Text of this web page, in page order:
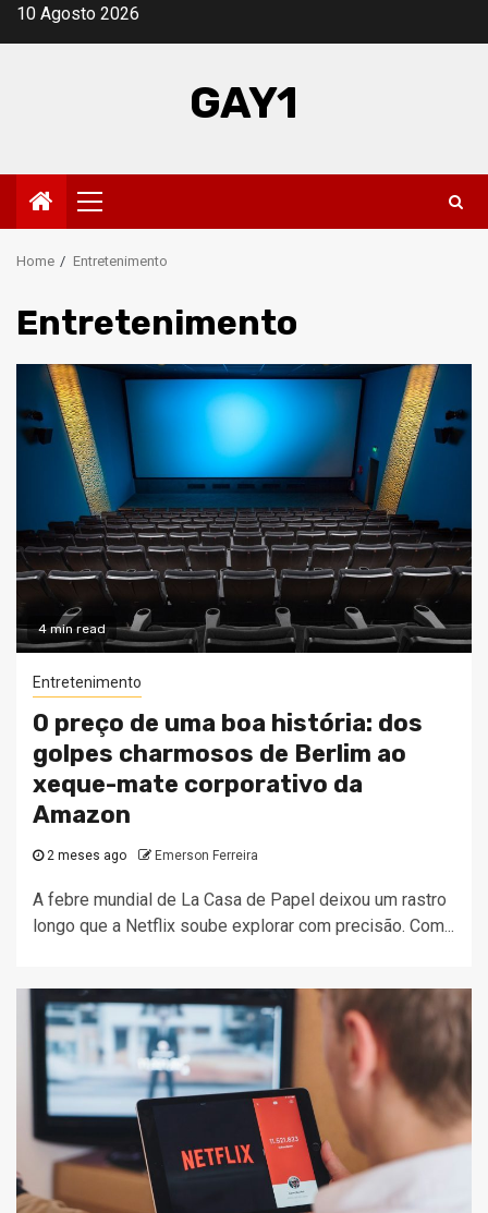
Skip10 Agosto 2026
GAY1
Primary
Menu
Home Entretenimento
Entretenimento
4 min read
Entretenimento
O preço de uma boa história: dos
golpes charmosos de Berlim ao
xeque-mate corporativo da
Amazon
2 meses ago Emerson Ferreira
A febre mundial de La Casa de Papel deixou um rastro
longo que a Netflix soube explorar com precisão. Com...